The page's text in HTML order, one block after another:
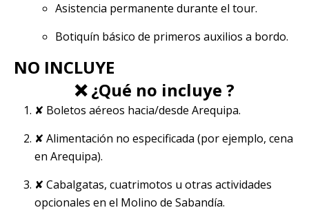
Asistencia permanente durante el tour.
Botiquín básico de primeros auxilios a bordo.
NO INCLUYE
❌ ¿Qué no incluye ?
✘ Boletos aéreos hacia/desde Arequipa.
✘ Alimentación no especificada (por ejemplo, cena
en Arequipa).
✘ Cabalgatas, cuatrimotos u otras actividades
opcionales en el Molino de Sabandía.